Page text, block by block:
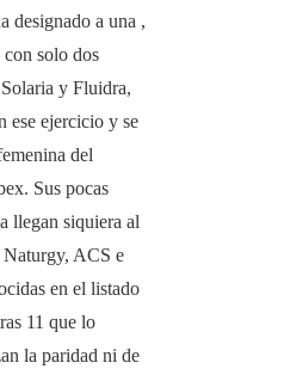
designado a una ,
con solo dos
y Fluidra,
ese ejercicio y se
del
Sus pocas
llegan siquiera al
ACS e
en el listado
11 que lo
la paridad ni de